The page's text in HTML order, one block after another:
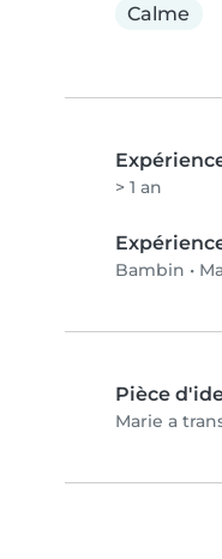
Calme
> 1 an
Bambin •
Pièce
Marie a